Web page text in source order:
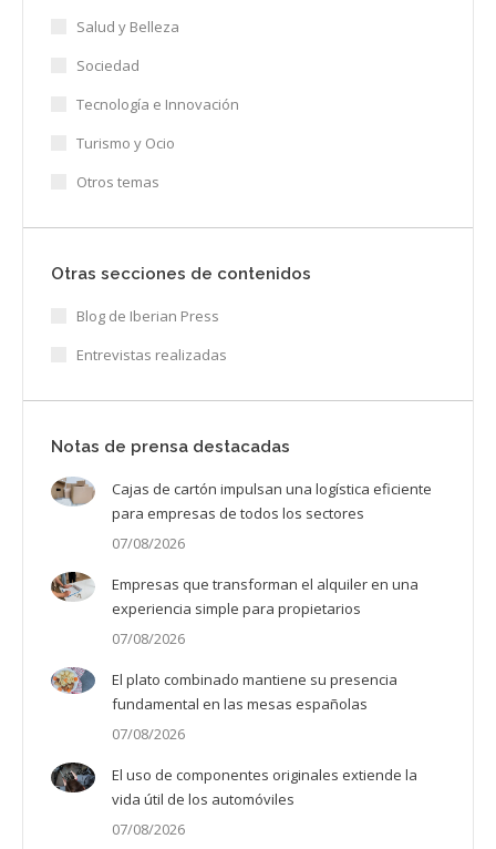
Salud y Belleza
Sociedad
Tecnología e Innovación
Turismo y Ocio
Otros temas
Otras secciones de contenidos
Blog de Iberian Press
Entrevistas realizadas
Notas de prensa destacadas
Cajas de cartón impulsan una logística eficiente
para empresas de todos los sectores
07/08/2026
Empresas que transforman el alquiler en una
experiencia simple para propietarios
07/08/2026
El plato combinado mantiene su presencia
fundamental en las mesas españolas
07/08/2026
El uso de componentes originales extiende la
vida útil de los automóviles
07/08/2026